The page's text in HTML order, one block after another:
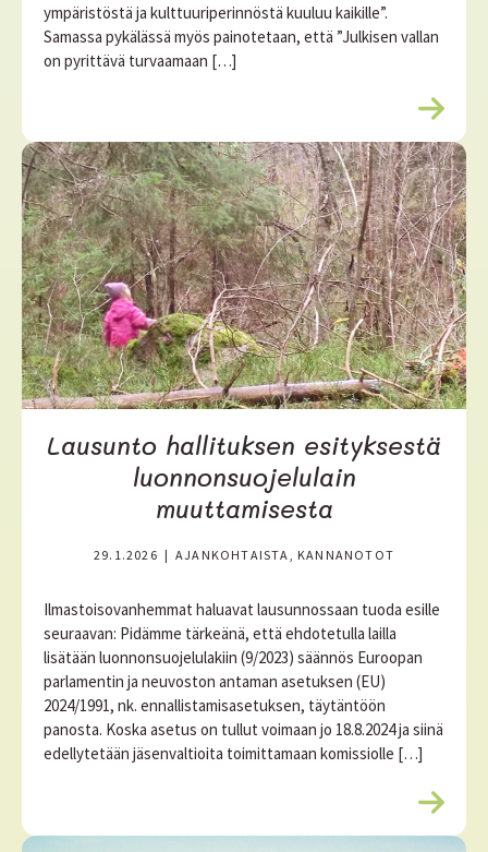
ympäristöstä ja kulttuuriperinnöstä kuuluu kaikille”.
Samassa pykälässä myös painotetaan, että ”Julkisen vallan
on pyrittävä turvaamaan […]
L
e
l
i
s
ä
ä
Lausunto hallituksen esityksestä
luonnonsuojelulain
muuttamisesta
29.1.2026 | AJANKOHTAISTA, KANNANOTOT
Ilmastoisovanhemmat haluavat lausunnossaan tuoda esille
seuraavan: Pidämme tärkeänä, että ehdotetulla lailla
lisätään luonnonsuojelulakiin (9/2023) säännös Euroopan
parlamentin ja neuvoston antaman asetuksen (EU)
2024/1991, nk. ennallistamisasetuksen, täytäntöön
panosta. Koska asetus on tullut voimaan jo 18.8.2024 ja siinä
edellytetään jäsenvaltioita toimittamaan komissiolle […]
L